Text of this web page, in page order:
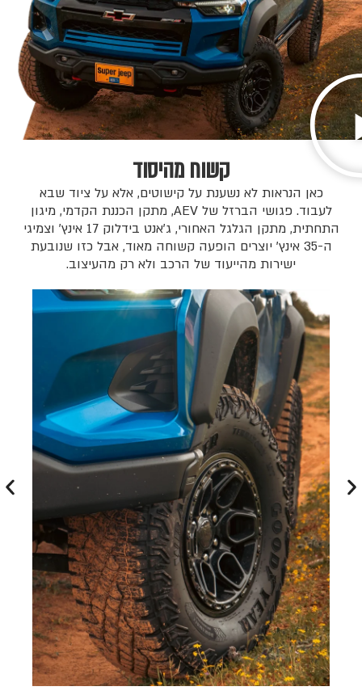
קשוח מהיסוד
כאן הנראות לא נשענת על קישוטים, אלא על ציוד שבא
לעבוד. פגושי הברזל של AEV, מתקן הכננת הקדמי, מיגון
התחתית, מתקן הגלגל האחורי, ג׳אנט בידלוק 17 אינץ' וצמיגי
ה-35 אינץ' יוצרים הופעה קשוחה מאוד, אבל כזו שנובעת
ישירות מהייעוד של הרכב ולא רק מהעיצוב.